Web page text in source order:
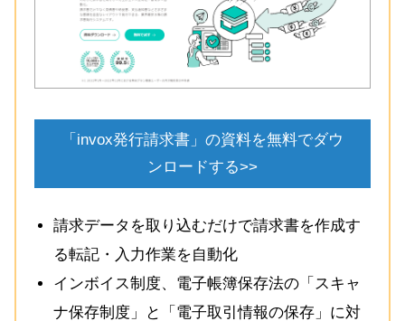
「invox発行請求書」の資料を無料でダウ
ンロードする>>
請求データを取り込むだけで請求書を作成す
る転記・入力作業を自動化
インボイス制度、電子帳簿保存法の「スキャ
ナ保存制度」と「電子取引情報の保存」に対